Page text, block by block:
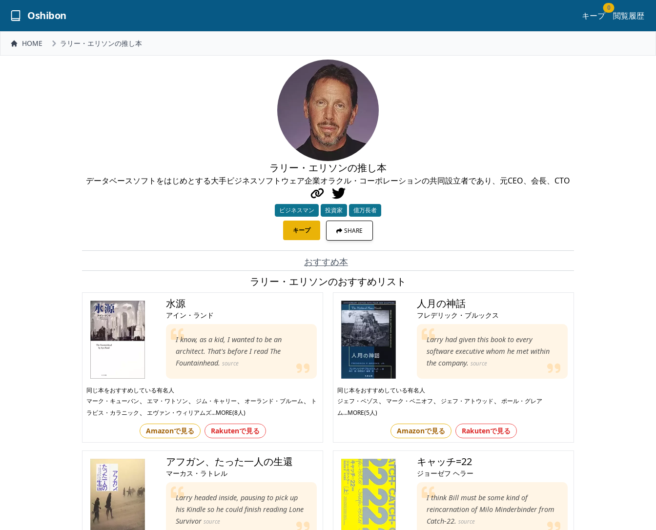
Oshibon キープ
0
閲覧履歴
HOME ラリー・エリソンの推し本
ラリー・エリソンの推し本
データベースソフトをはじめとする大手ビジネスソフトウェア企業オラクル・コーポレーションの共同設立者であり、元CEO、会長、CTO
ビジネスマン 投資家 億万長者
キープ SHARE
おすすめ本
ラリー・エリソンのおすすめリスト
水源
アイン・ランド
I know, as a kid, I wanted to be an
architect. That's before I read The
Fountainhead. source
同じ本をおすすめしている有名人
マーク・キューバン、 エマ・ワトソン、 ジム・キャリー、 オーランド・ブルーム、
ト
ラビス・カラニック 、 エヴァン・ウィリアムズ...MORE(8人)
Amazonで見る Rakutenで見る
人月の神話
フレデリック・ブルックス
Larry had given this book to every
software executive whom he met within
the company. source
同じ本をおすすめしている有名人
ジェフ・ベゾス、 マーク・ベニオフ、 ジェフ・アトウッド、ポール・グレア
ム...MORE(5人)
Amazonで見る Rakutenで見る
アフガン、たった一人の生還
マーカス・ラトレル
Larry headed inside, pausing to pick up
his Kindle so he could finish reading Lone
Survivor source
キャッチ=22
ジョーゼフ ヘラー
I think Bill must be some kind of
reincarnation of Milo Minderbinder from
Catch-22. source